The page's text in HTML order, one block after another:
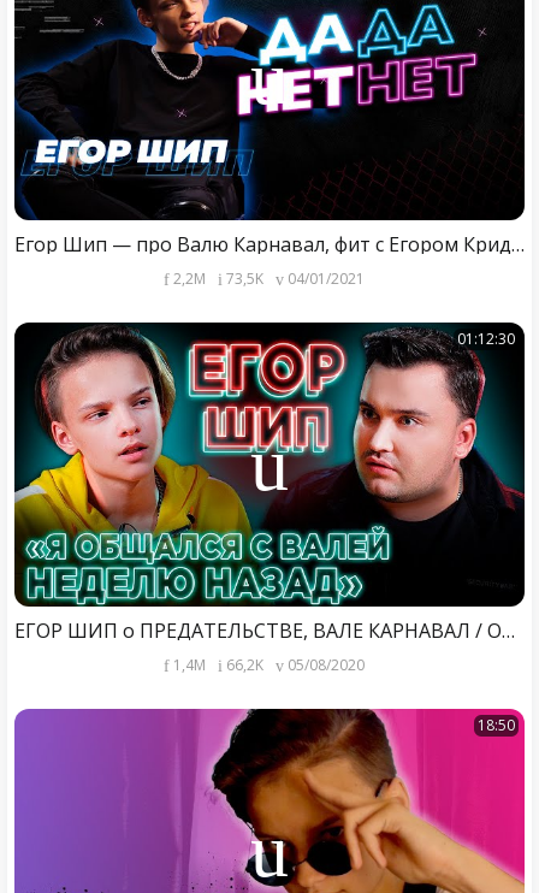
Егор Шип — про Валю Карнавал, фит с Егором Кридом и сотрудничество с Пашу // "ДаДа — НетНет"
2,2M 73,5K 04/01/2021
01:12:30
ЕГОР ШИП о ПРЕДАТЕЛЬСТВЕ, ВАЛЕ КАРНАВАЛ / ОТНОШЕНИЯ - ПРОДУМАННЫЙ ПИАР-ХОД?
1,4M 66,2K 05/08/2020
18:50